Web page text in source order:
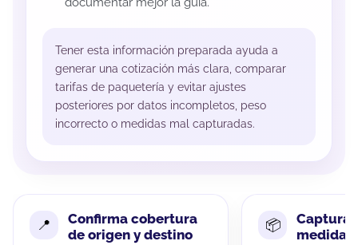
Tener esta información preparada ayuda a
generar una cotización más clara, comparar
tarifas de paquetería y evitar ajustes
posteriores por datos incompletos, peso
incorrecto o medidas mal capturadas.
Confirma cobertura
de origen y destino
Captura
medidas